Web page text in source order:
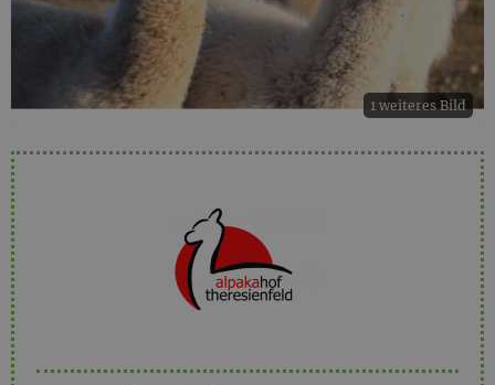
1 weiteres Bild